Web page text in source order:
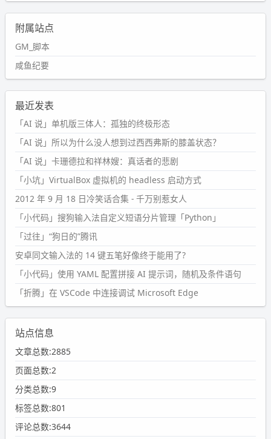
附属站点
GM_脚本
咸鱼纪要
最近发表
「AI 说」单机版三体人：孤独的终极形态
「AI 说」所以为什么没人想到过西西弗斯的膝盖状态？
「AI 说」卡珊德拉和祥林嫂：真话者的悲剧
「小坑」VirtualBox 虚拟机的 headless 启动方式
2012 年 9 月 18 日冷笑话合集 - 千万别惹女人
「小代码」搜狗输入法自定义短语分片管理「Python」
「过往」“狗日的”腾讯
安卓同文输入法的 14 键五笔好像终于能用了?
「小代码」使用 YAML 配置拼接 AI 提示词，随机及条件语句
「折腾」在 VSCode 中连接调试 Microsoft Edge
站点信息
文章总数:2885
页面总数:2
分类总数:9
标签总数:801
评论总数:3644